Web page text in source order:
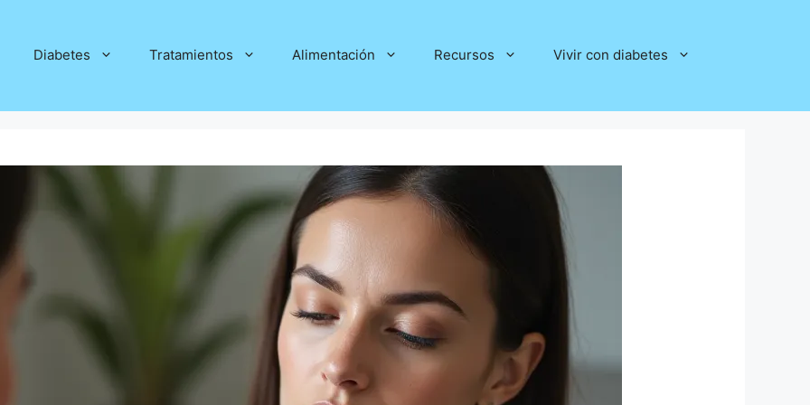
Diabetes Tratamientos Alimentación Recursos Vivir con diabetes